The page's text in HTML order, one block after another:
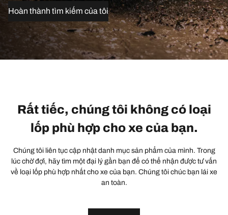
Hoàn thành tìm kiếm của tôi
Rất tiếc, chúng tôi không có loại
lốp phù hợp cho xe của bạn.
Chúng tôi liên tục cập nhật danh mục sản phẩm của mình. Trong
lúc chờ đợi, hãy tìm một đại lý gần bạn để có thể nhận được tư vấn
về loại lốp phù hợp nhất cho xe của bạn. Chúng tôi chúc bạn lái xe
an toàn.